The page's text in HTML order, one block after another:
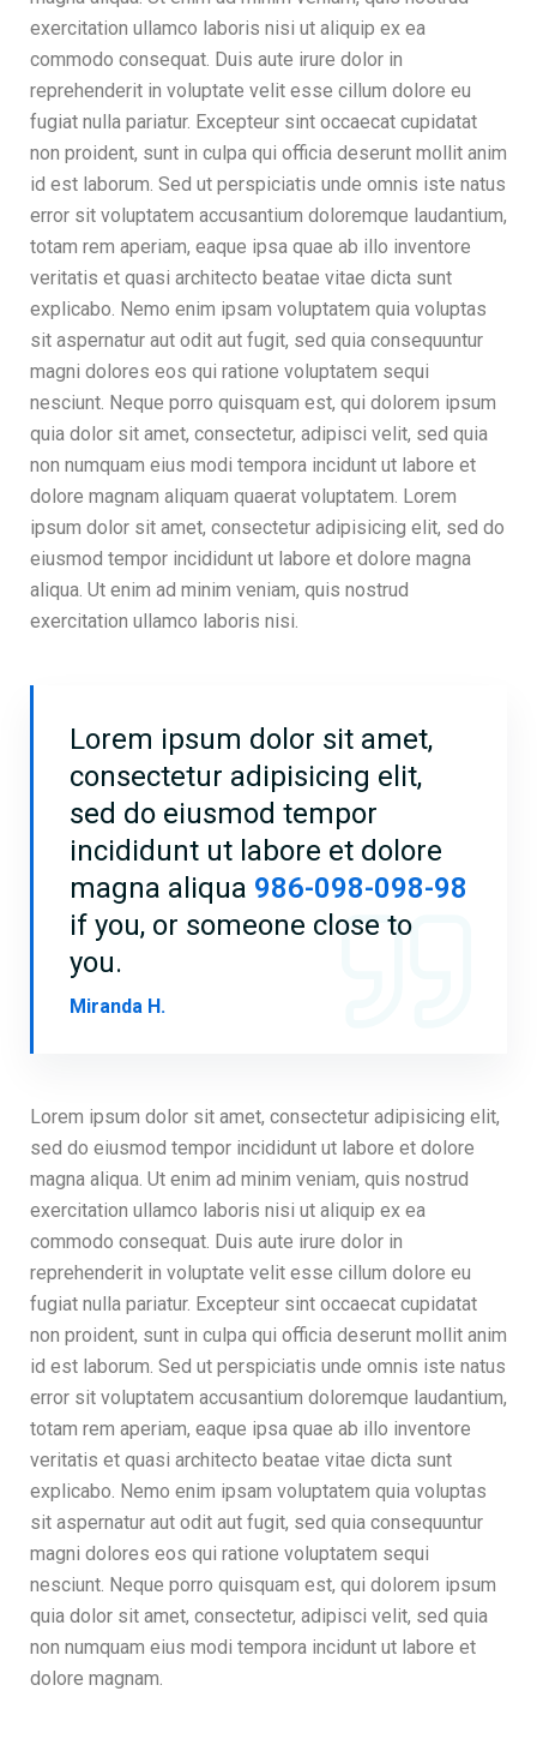
exercitation ullamco laboris nisi ut aliquip ex ea
commodo consequat. Duis aute irure dolor in
reprehenderit in voluptate velit esse cillum dolore eu
fugiat nulla pariatur. Excepteur sint occaecat cupidatat
non proident, sunt in culpa qui officia deserunt mollit anim
id est laborum. Sed ut perspiciatis unde omnis iste natus
error sit voluptatem accusantium doloremque laudantium,
totam rem aperiam, eaque ipsa quae ab illo inventore
veritatis et quasi architecto beatae vitae dicta sunt
explicabo. Nemo enim ipsam voluptatem quia voluptas
sit aspernatur aut odit aut fugit, sed quia consequuntur
magni dolores eos qui ratione voluptatem sequi
nesciunt. Neque porro quisquam est, qui dolorem ipsum
quia dolor sit amet, consectetur, adipisci velit, sed quia
non numquam eius modi tempora incidunt ut labore et
dolore magnam aliquam quaerat voluptatem. Lorem
ipsum dolor sit amet, consectetur adipisicing elit, sed do
eiusmod tempor incididunt ut labore et dolore magna
aliqua. Ut enim ad minim veniam, quis nostrud
exercitation ullamco laboris nisi.
Lorem ipsum dolor sit amet,
consectetur adipisicing elit,
sed do eiusmod tempor
incididunt ut labore et dolore
magna aliqua 986-098-098-98
if you, or someone close to
you.
Miranda H.
Lorem ipsum dolor sit amet, consectetur adipisicing elit,
sed do eiusmod tempor incididunt ut labore et dolore
magna aliqua. Ut enim ad minim veniam, quis nostrud
exercitation ullamco laboris nisi ut aliquip ex ea
commodo consequat. Duis aute irure dolor in
reprehenderit in voluptate velit esse cillum dolore eu
fugiat nulla pariatur. Excepteur sint occaecat cupidatat
non proident, sunt in culpa qui officia deserunt mollit anim
id est laborum. Sed ut perspiciatis unde omnis iste natus
error sit voluptatem accusantium doloremque laudantium,
totam rem aperiam, eaque ipsa quae ab illo inventore
veritatis et quasi architecto beatae vitae dicta sunt
explicabo. Nemo enim ipsam voluptatem quia voluptas
sit aspernatur aut odit aut fugit, sed quia consequuntur
magni dolores eos qui ratione voluptatem sequi
nesciunt. Neque porro quisquam est, qui dolorem ipsum
quia dolor sit amet, consectetur, adipisci velit, sed quia
non numquam eius modi tempora incidunt ut labore et
dolore magnam.